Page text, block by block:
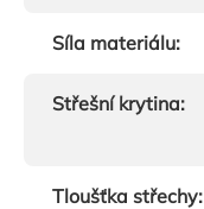
Síla materiálu:
Střešní krytina:
Tloušťka střechy: